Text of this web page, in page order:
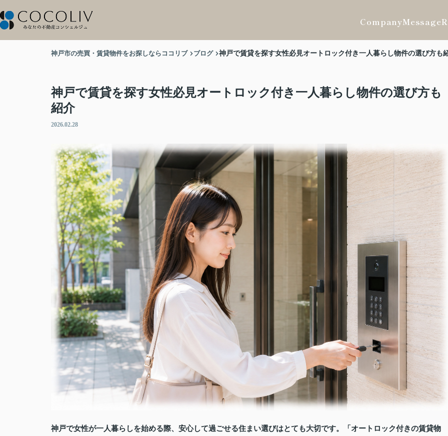
CompanyMessage
神戸市の売買・賃貸物件をお探しならココリブ ブログ 神戸で賃貸を探す女性必見オートロック付き一人暮らし物件の選び方も
神戸で賃貸を探す女性必見オートロック付き一人暮らし物件の選び方も
紹介
2026.02.28
神戸で女性が一人暮らしを始める際、安心して過ごせる住まい選びはとても大切です。「オートロック付きの賃貸物